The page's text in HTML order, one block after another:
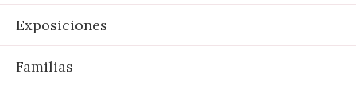
Exposiciones
Familias